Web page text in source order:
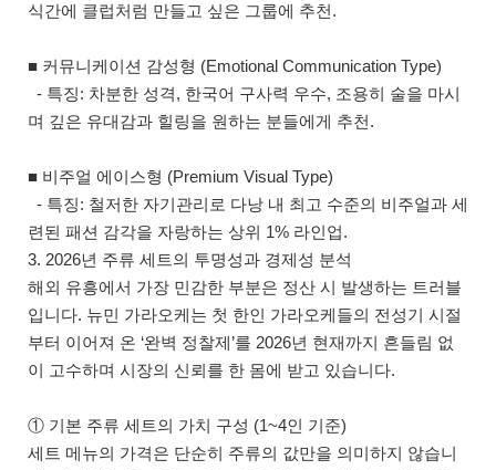
식간에 클럽처럼 만들고 싶은 그룹에 추천.
■ 커뮤니케이션 감성형 (Emotional Communication Type)
- 특징: 차분한 성격, 한국어 구사력 우수, 조용히 술을 마시
며 깊은 유대감과 힐링을 원하는 분들에게 추천.
■ 비주얼 에이스형 (Premium Visual Type)
- 특징: 철저한 자기관리로 다낭 내 최고 수준의 비주얼과 세
련된 패션 감각을 자랑하는 상위 1% 라인업.
3. 2026년 주류 세트의 투명성과 경제성 분석
해외 유흥에서 가장 민감한 부분은 정산 시 발생하는 트러블
입니다. 뉴민 가라오케는 첫 한인 가라오케들의 전성기 시절
부터 이어져 온 ‘완벽 정찰제’를 2026년 현재까지 흔들림 없
이 고수하며 시장의 신뢰를 한 몸에 받고 있습니다.
① 기본 주류 세트의 가치 구성 (1~4인 기준)
세트 메뉴의 가격은 단순히 주류의 값만을 의미하지 않습니